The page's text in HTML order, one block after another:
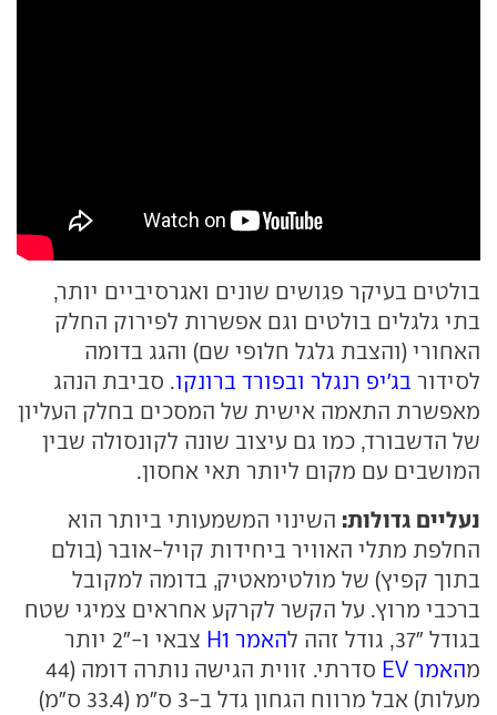
בולטים בעיקר פגושים שונים ואגרסיביים יותר,
בתי גלגלים בולטים וגם אפשרות לפירוק החלק
האחורי (והצבת גלגל חלופי שם) והגג בדומה
לסידור בג'יפ רנגלר ובפורד ברונקו. סביבת הנהג
מאפשרת התאמה אישית של המסכים בחלק העליון
של הדשבורד, כמו גם עיצוב שונה לקונסולה שבין
המושבים עם מקום ליותר תאי אחסון.
נעליים גדולות: השינוי המשמעותי ביותר הוא
החלפת מתלי האוויר ביחידות קויל-אובר (בולם
בתוך קפיץ) של מולטימאטיק, בדומה למקובל
ברכבי מרוץ. על הקשר לקרקע אחראים צמיגי שטח
בגודל "37, גודל זהה ל
האמר H1
צבאי ו-"2 יותר
מהאמר EV
סדרתי. זווית הגישה נותרה דומה (44
מעלות) אבל מרווח הגחון גדל ב-3 ס"מ (33.4 ס"מ)